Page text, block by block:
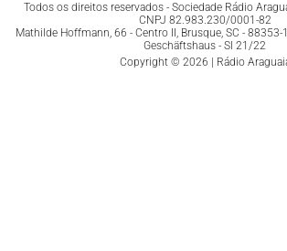
Todos os direitos reservados - Sociedade Rádio
CNPJ 82.983.230/0001-82
Mathilde Hoffmann, 66 - Centro II, Brusque, SC - 88353-
Geschäftshaus - Sl 21/22
Copyright © 2026 | Rádio